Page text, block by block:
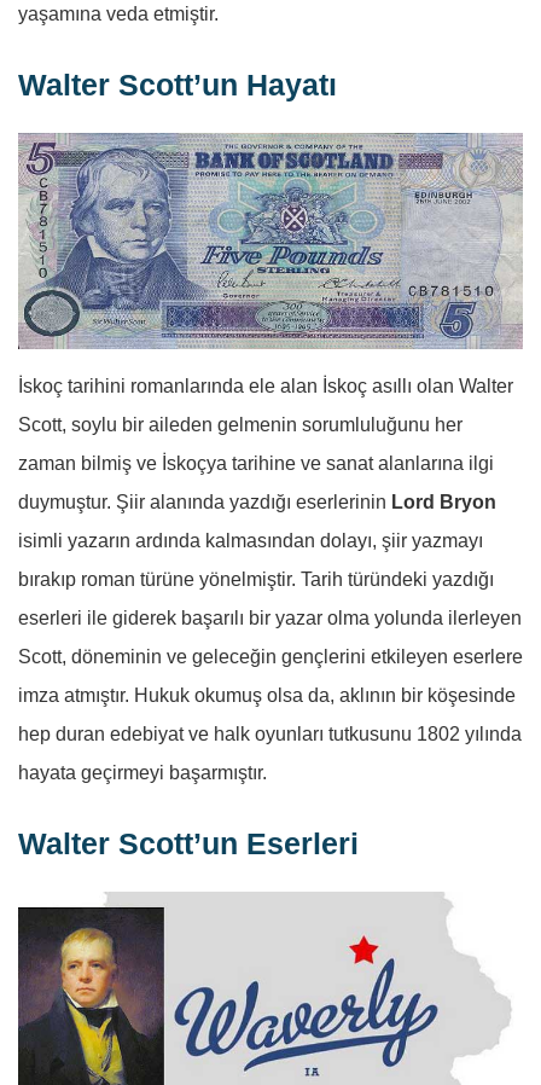
yaşamına veda etmiştir.
Walter Scott’un Hayatı
İskoç tarihini romanlarında ele alan İskoç asıllı olan Walter
Scott, soylu bir aileden gelmenin sorumluluğunu her
zaman bilmiş ve İskoçya tarihine ve sanat alanlarına ilgi
duymuştur. Şiir alanında yazdığı eserlerinin Lord Bryon
isimli yazarın ardında kalmasından dolayı, şiir yazmayı
bırakıp roman türüne yönelmiştir. Tarih türündeki yazdığı
eserleri ile giderek başarılı bir yazar olma yolunda ilerleyen
Scott, döneminin ve geleceğin gençlerini etkileyen eserlere
imza atmıştır. Hukuk okumuş olsa da, aklının bir köşesinde
hep duran edebiyat ve halk oyunları tutkusunu 1802 yılında
hayata geçirmeyi başarmıştır.
Walter Scott’un Eserleri